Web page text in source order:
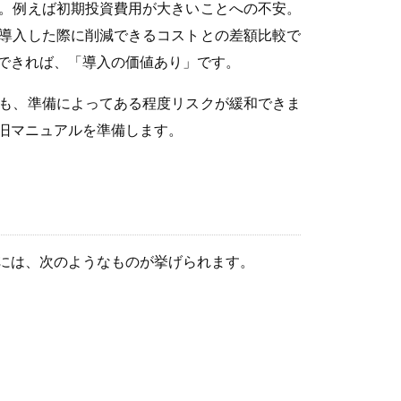
えば初期投資費用が大きいことへの不安。
入した際に削減できるコストとの差額比較で
れば、「導入の価値あり」です。
、準備によってある程度リスクが緩和できま
ニュアルを準備します。
、次のようなものが挙げられます。